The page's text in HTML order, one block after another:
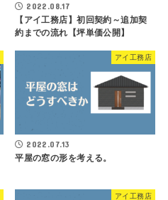
2022.08.17
【アイ工務店】初回契約～追加契
約までの流れ【坪単価公開】
アイ工務店
2022.07.13
平屋の窓の形を考える。
アイ工務店